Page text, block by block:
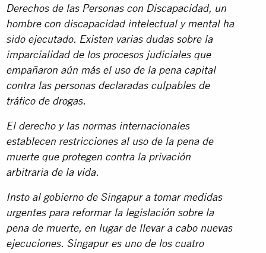
Derechos de las Personas con Discapacidad, un
hombre con discapacidad intelectual y mental ha
sido ejecutado. Existen varias dudas sobre la
imparcialidad de los procesos judiciales que
empañaron aún más el uso de la pena capital
contra las personas declaradas culpables de
tráfico de drogas.
El derecho y las normas internacionales
establecen restricciones al uso de la pena de
muerte que protegen contra la privación
arbitraria de la vida.
Insto al gobierno de Singapur a tomar medidas
urgentes para reformar la legislación sobre la
pena de muerte, en lugar de llevar a cabo nuevas
ejecuciones. Singapur es uno de los cuatro